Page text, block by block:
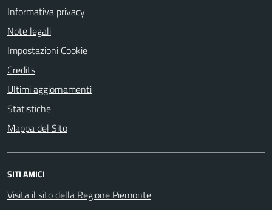
Informativa privacy
Note legali
Impostazioni Cookie
Credits
Ultimi aggiornamenti
Statistiche
Mappa del Sito
SITI AMICI
Visita il sito della Regione Piemonte